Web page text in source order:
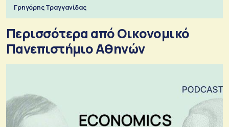
Γρηγόρης Τραγγανίδας
Περισσότερα από Οικονομικό
Πανεπιστήμιο Αθηνών